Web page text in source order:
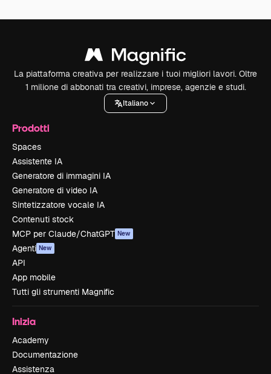
La piattaforma creativa per realizzare i tuoi migliori lavori. Oltre
1 milione di abbonati tra creativi, imprese, agenzie e studi.
Italiano
Prodotti
Spaces
Assistente IA
Generatore di immagini IA
Generatore di video IA
Sintetizzatore vocale IA
Contenuti stock
MCP per Claude/ChatGPT New
Agenti New
API
App mobile
Tutti gli strumenti Magnific
Inizia
Academy
Documentazione
Assistenza